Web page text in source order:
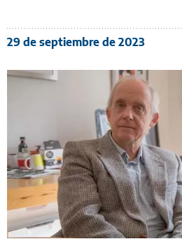
29 de septiembre de 2023